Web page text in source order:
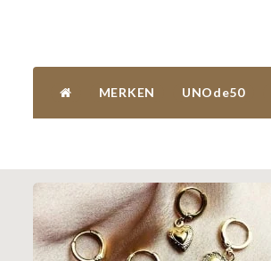
MERKEN UNOde50